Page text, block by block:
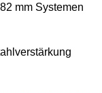
mm Systemen